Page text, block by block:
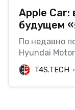
Apple Car:
будущем
По недавно
Hyundai
подписание
разработке и
T4S.TECH